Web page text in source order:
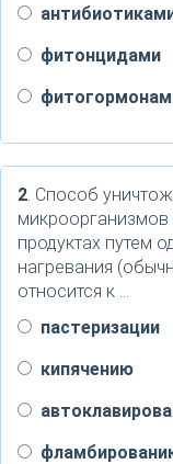
фитонцидами
2. Способ
продуктах путем
нагревания
относится к …
пастеризации
кипячению